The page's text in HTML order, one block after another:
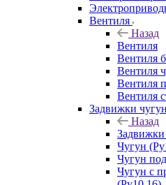
Вентиля
Назад
Вентиля
Вентиля
Вентиля
Вентиля
Вентиля
Задвижки
Назад
Чугун
Чугун
Чугун с